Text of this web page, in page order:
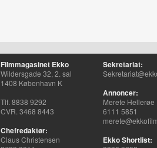
Filmmagasinet Ekko
Wildersgade 32, 2. sal
1408 København K
Tlf. 8838 9292
CVR. 3468 8443
Chefredaktør:
Claus Christensen
Sekretariat:
Annoncer:
Merete Hellerøe
6111 5851
Ekko Shortlist: